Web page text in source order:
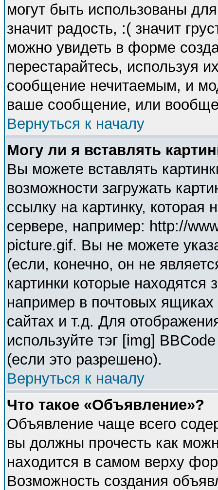
могут быть использованы
значит радость, :( значит
можно увидеть в форме
перестарайтесь, используя
сообщение нечитаемым, и
ваше сообщение, или вообще
Вернуться к началу
Могу ли я вставлять
Вы можете вставлять
возможности загружать
ссылку на картинку,
сервере, например: http://
picture.gif. Вы не можете
(если, конечно, он не
картинки которые
например в почтовых
сайтах и т.д. Для
используйте тэг [img]
(если это разрешено).
Вернуться к началу
Что такое «Объявление»?
Объявление чаще всего
вы должны прочесть как
находится в самом верху
Возможность создания